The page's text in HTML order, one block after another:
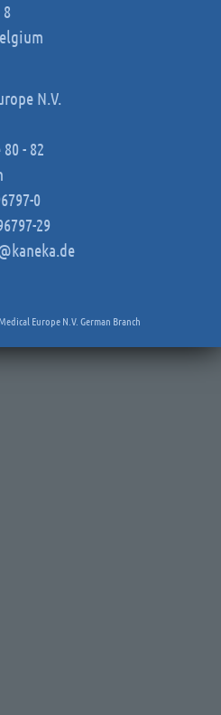
N.V.
- 82
0
29
Europe N.V. German Branch